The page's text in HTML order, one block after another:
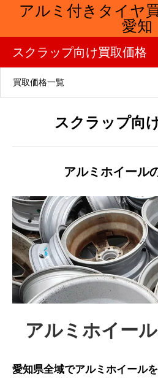
アルミ付きタイヤ
愛知
スクラップ向け買取価格
買取価格一覧
スクラップ向
アルミホイール
アルミホイー
愛知県全域でアルミホイールを